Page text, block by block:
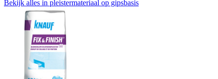
Bekijk alles in pleistermateriaal op gipsbasis